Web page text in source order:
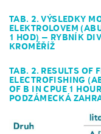
TAB. 2. VÝSLEDKY
ELEKTROLOVEM
1 HOD) – RYBNÍK
KROMĚŘÍŽ
TAB. 2. RESULTS OF
ELECTROFISHING
OF B IN CPUE 1
PODZÁMECKÁ